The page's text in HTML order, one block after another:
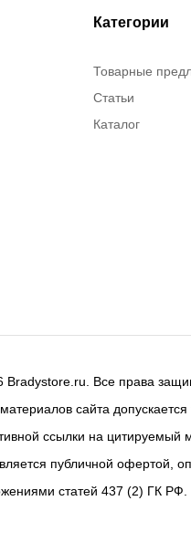
Категории
Товарные
Статьи
Каталог
Bradystore.ru. Все права
сайта допускается
ссылки на цитируемый
публичной офертой,
статей 437 (2) ГК РФ.